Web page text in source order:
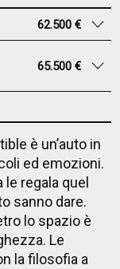
62.500 €
65.500 €
è un’auto in
ed emozioni.
regala quel
sanno dare.
lo spazio è
Le
la filosofia a